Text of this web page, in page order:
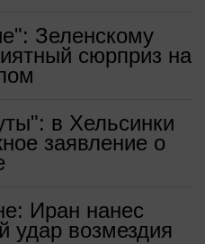
Зеленскому
сюрприз на
в Хельсинки
заявление о
Иран нанес
удар возмездия